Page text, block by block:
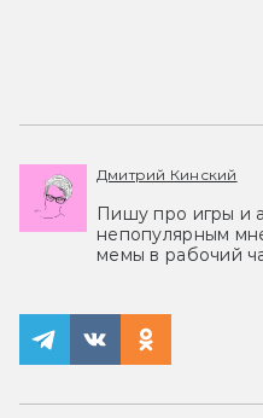
Дмитрий Кинский
Пишу про игры и
непопулярным
мемы в рабочий